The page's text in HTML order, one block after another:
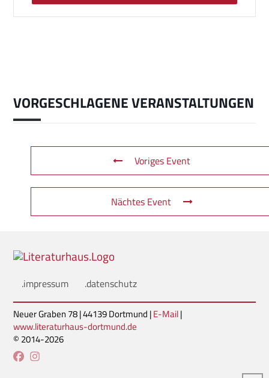
VORGESCHLAGENE VERANSTALTUNGEN
Voriges Event
Nächtes Event
.impressum .datenschutz
Neuer Graben 78 | 44139 Dortmund |E-Mail|
www.literaturhaus-dortmund.de
© 2014-2026